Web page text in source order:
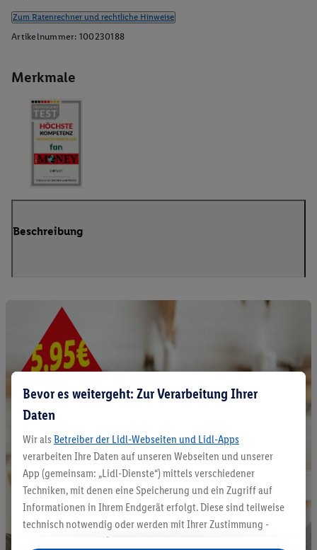
Merkmale
Zum Ratenrechner und rechtliche Hinweise
Artikelnummer: 100230188
Beschreibung
Bevor es weitergeht: Zur Verarbeitung Ihrer
Daten
Wir als Betreiber der Lidl-Webseiten und Lidl-Apps
verarbeiten Ihre Daten auf unseren Webseiten und unserer
App (gemeinsam: „Lidl-Dienste“) mittels verschiedener
Techniken, mit denen eine Speicherung und ein Zugriff auf
Informationen in Ihrem Endgerät erfolgt. Diese sind teilweise
technisch notwendig oder werden mit Ihrer Zustimmung -
auch durch Partner (u.a.